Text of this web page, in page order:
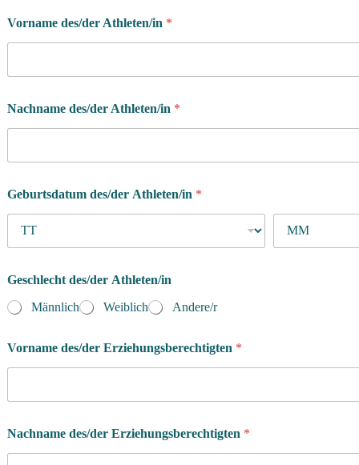
Vorname des/der Athleten/in *
Nachname des/der Athleten/in *
Geburtsdatum des/der Athleten/in *
Geschlecht des/der Athleten/in
Männlich
Weiblich Andere/r
Vorname des/der Erziehungsberechtigten *
Nachname des/der Erziehungsberechtigten *